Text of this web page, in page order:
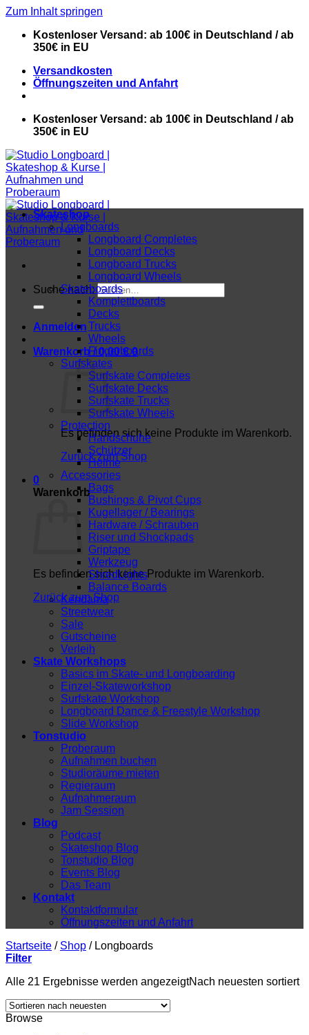
Zum Inhalt springen
Kostenloser Versand: ab 100€ in Deutschland / ab
350€ in EU
Versandkosten
Öffnungszeiten und Anfahrt
Kostenloser Versand: ab 100€ in Deutschland / ab
350€ in EU
Suche nach:
Anmelden
Warenkorb /0,00€ 0
Es befinden sich keine Produkte im Warenkorb.
Zurück zum Shop
0
Warenkorb
Es befinden sich keine Produkte im Warenkorb.
Zurück zum Shop
Skateshop
Longboards
Longboard Completes
Longboard Decks
Longboard Trucks
Longboard Wheels
Skateboards
Komplettboards
Decks
Trucks
Wheels
Fingerboards
Surfskates
Surfskate Completes
Surfskate Decks
Surfskate Trucks
Surfskate Wheels
Protection
Handschuhe
Schützer
Helme
Accessories
Bags
Bushings & Pivot Cups
Kugellager / Bearings
Hardware / Schrauben
Riser und Shockpads
Griptape
Werkzeug
ShredLights
Balance Boards
Kendama
Streetwear
Sale
Gutscheine
Verleih
Skate Workshops
Basics im Skate- und Longboarding
Einzel-Skateworkshop
Surfskate Workshop
Longboard Dance & Freestyle Workshop
Slide Workshop
Tonstudio
Proberaum
Aufnahmen buchen
Studioräume mieten
Regieraum
Aufnahmeraum
Jam Session
Blog
Podcast
Skateshop Blog
Tonstudio Blog
Events Blog
Das Team
Kontakt
Kontaktformular
Öffnungszeiten und Anfahrt
Startseite / Shop /Longboards
Filter
Alle 21 Ergebnisse werden angezeigtNach neuesten sortiert
Browse